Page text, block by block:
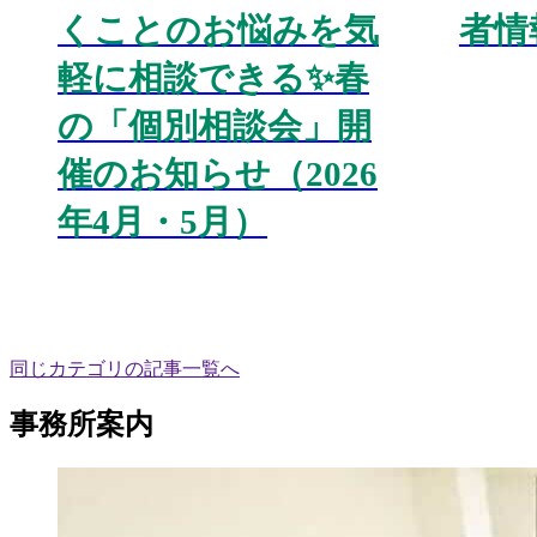
くことのお悩みを気
軽に相談できる✨春
の「個別相談会」開
催のお知らせ（2026
年4月・5月）
者情
同じカテゴリの記事⼀覧へ
事務所案内